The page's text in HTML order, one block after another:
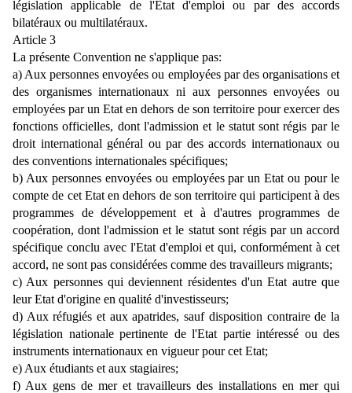
législation applicable de l'Etat d'emploi ou par des accords
bilatéraux ou multilatéraux.
Article 3
La présente Convention ne s'applique pas:
a) Aux personnes envoyées ou employées par des organisations et
des organismes internationaux ni aux personnes envoyées ou
employées par un Etat en dehors de son territoire pour exercer des
fonctions officielles, dont l'admission et le statut sont régis par le
droit international général ou par des accords internationaux ou
des conventions internationales spécifiques;
b) Aux personnes envoyées ou employées par un Etat ou pour le
compte de cet Etat en dehors de son territoire qui participent à des
programmes de développement et à d'autres programmes de
coopération, dont l'admission et le statut sont régis par un accord
spécifique conclu avec l'Etat d'emploi et qui, conformément à cet
accord, ne sont pas considérées comme des travailleurs migrants;
c) Aux personnes qui deviennent résidentes d'un Etat autre que
leur Etat d'origine en qualité d'investisseurs;
d) Aux réfugiés et aux apatrides, sauf disposition contraire de la
législation nationale pertinente de l'Etat partie intéressé ou des
instruments internationaux en vigueur pour cet Etat;
e) Aux étudiants et aux stagiaires;
f) Aux gens de mer et travailleurs des installations en mer qui